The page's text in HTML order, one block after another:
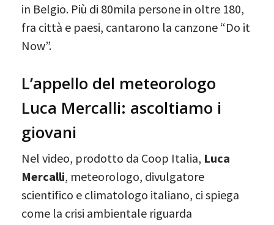
in Belgio. Più di 80mila persone in oltre 180,
fra città e paesi, cantarono la canzone “Do it
Now”.
L’appello del meteorologo
Luca Mercalli: ascoltiamo i
giovani
Nel video, prodotto da Coop Italia, Luca
Mercalli, meteorologo, divulgatore
scientifico e climatologo italiano, ci spiega
come la crisi ambientale riguarda